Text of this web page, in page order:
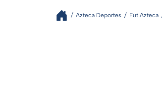
Azteca Deportes Fut Azteca